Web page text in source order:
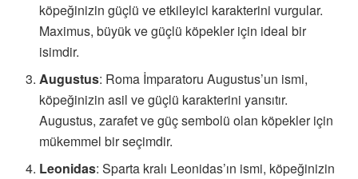
köpeğinizin güçlü ve etkileyici karakterini vurgular.
Maximus, büyük ve güçlü köpekler için ideal bir
isimdir.
Augustus: Roma İmparatoru Augustus’un ismi,
köpeğinizin asil ve güçlü karakterini yansıtır.
Augustus, zarafet ve güç sembolü olan köpekler için
mükemmel bir seçimdir.
Leonidas: Sparta kralı Leonidas’ın ismi, köpeğinizin